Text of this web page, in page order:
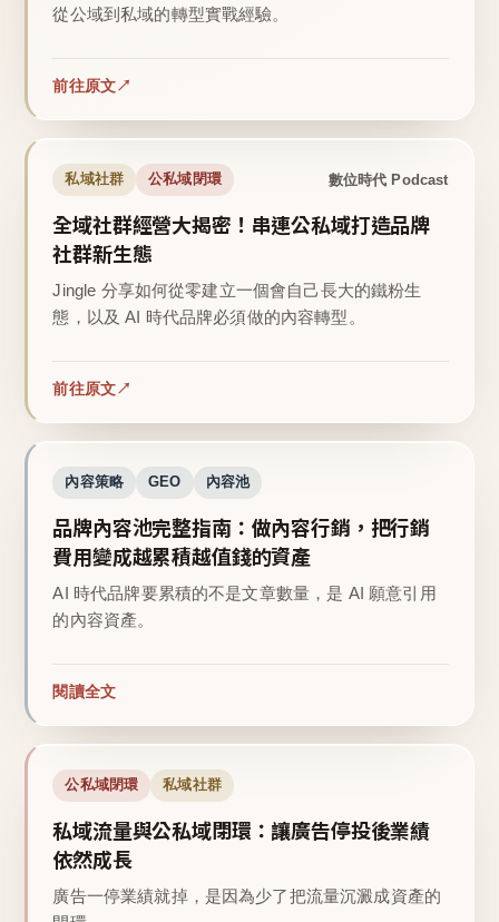
從公域到私域的轉型實戰經驗。
前往原文
私域社群 公私域閉環 數位時代 Podcast
全域社群經營大揭密！串連公私域打造品牌
社群新生態
Jingle 分享如何從零建立一個會自己長大的鐵粉生
態，以及 AI 時代品牌必須做的內容轉型。
前往原文
內容策略 GEO 內容池
品牌內容池完整指南：做內容行銷，把行銷
費用變成越累積越值錢的資產
AI 時代品牌要累積的不是文章數量，是 AI 願意引用
的內容資產。
閱讀全文
公私域閉環 私域社群
私域流量與公私域閉環：讓廣告停投後業績
依然成長
廣告一停業績就掉，是因為少了把流量沉澱成資產的